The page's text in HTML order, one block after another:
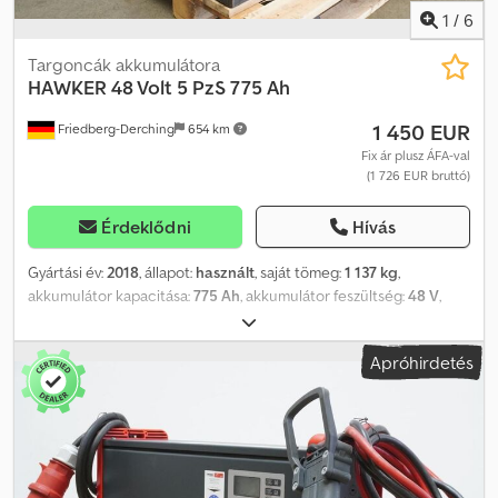
1 / 6
Friedberg-Derching 654 km
Targoncák akkumulátora
HAWKER 48 Volt 5 PzS 775 Ah
1 450 EUR
Fix ár plusz ÁFA-val
(1 726 EUR bruttó)
Érdeklődni Hívás
Gyártási év: 2018, állapot: használt, saját tömeg:1 137 kg,
akkumulátor kapacitása:775 Ah , akkumulátor feszültség:48 V
Akkutípus: 48 V, 5 PzS 775 Ah, Aquamatic rendszerrel és elektrolit-
keverővel ellátott akkumulátor, DIN C típusú akkumulátortartó,
akkumulátor méretei: 1220 x 424 x 784 mm, oldalsó
akkumulátorcsere görgőkkel, járműcsatlakozó: MRC 160A,
hatékonyság: 59%, használt HAWKER 48 V hajtóakkumulátor, acél
DIN C típusú tartóban, feltöltve és töltve, elektrolit-keverővel,
beleértve a kábelt és az MRC 160A csatlakozót, a tartó színe: RAL
7021. Dkjdoztgrqopfx Al Nor
Apróhirdetés